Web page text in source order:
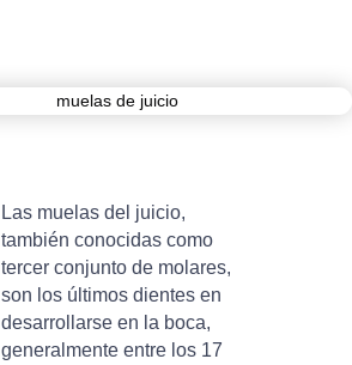
Las muelas del juicio,
también conocidas como
tercer conjunto de molares,
son los últimos dientes en
desarrollarse en la boca,
generalmente entre los 17